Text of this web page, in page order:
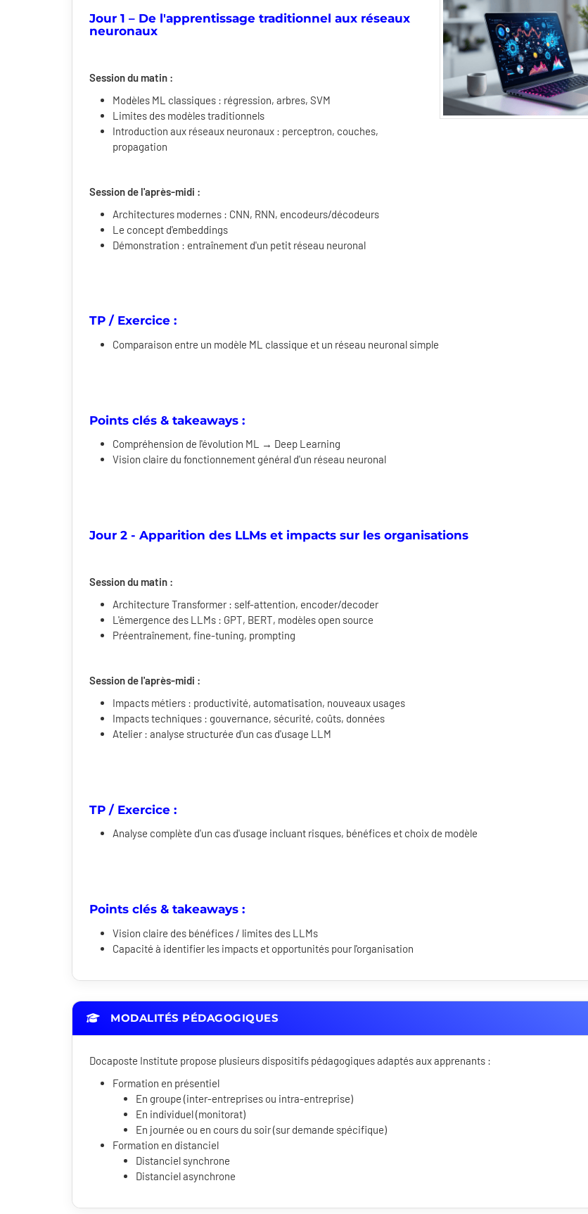
Jour 1 – De l'apprentissage traditionnel aux réseaux
neuronaux
Session du matin :
Modèles ML classiques : régression, arbres, SVM
Limites des modèles traditionnels
Introduction aux réseaux neuronaux : perceptron, couches,
propagation
Session de l'après-midi :
Architectures modernes : CNN, RNN, encodeurs/décodeurs
Le concept d'embeddings
Démonstration : entraînement d'un petit réseau neuronal
TP / Exercice :
Comparaison entre un modèle ML classique et un réseau neuronal simple
Points clés & takeaways :
Compréhension de l'évolution ML → Deep Learning
Vision claire du fonctionnement général d'un réseau neuronal
Jour 2 - Apparition des LLMs et impacts sur les organisations
Session du matin :
Architecture Transformer : self-attention, encoder/decoder
L'émergence des LLMs : GPT, BERT, modèles open source
Préentraînement, fine-tuning, prompting
Session de l'après-midi :
Impacts métiers : productivité, automatisation, nouveaux usages
Impacts techniques : gouvernance, sécurité, coûts, données
Atelier : analyse structurée d'un cas d'usage LLM
TP / Exercice :
Analyse complète d'un cas d'usage incluant risques, bénéfices et choix de modèle
Points clés & takeaways :
Vision claire des bénéfices / limites des LLMs
Capacité à identifier les impacts et opportunités pour l'organisation
MODALITÉS PÉDAGOGIQUES
Docaposte Institute propose plusieurs dispositifs pédagogiques adaptés aux apprenants :
Formation en présentiel
En groupe (inter-entreprises ou intra-entreprise)
En individuel (monitorat)
En journée ou en cours du soir (sur demande spécifique)
Formation en distanciel
Distanciel synchrone
Distanciel asynchrone